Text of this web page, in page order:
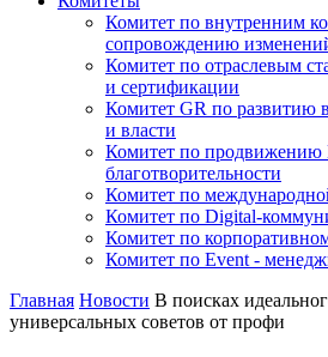
Комитет по внутренним
сопровождению
Комитет по отраслевым
и сертификации
Комитет GR по развитию
и власти
Комитет по
благотворительности
Комитет по
Комитет по Digital-
Комитет по
Комитет по Event -
Главная Новости В поисках
универсальных советов от профи